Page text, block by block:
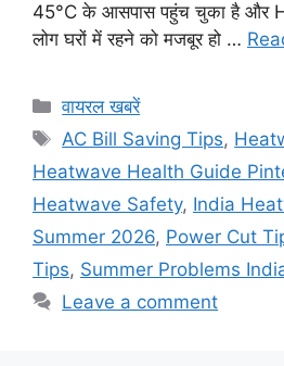
45°C के आसपास पहुंच चुका है और
लोग घरों में रहने को मजबूर हो …
Categories
वायरल खबरें
Tags
AC Bill Saving Tips,
Heatwave Health Guide
Heatwave Safety, India
Summer 2026, Power Cut
Tips, Summer Problems
Leave a comment